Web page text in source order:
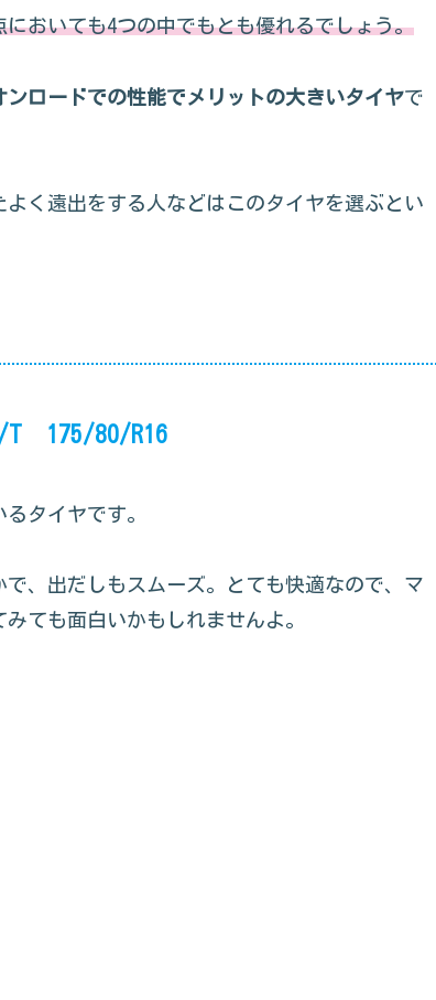
おいても4つの中でもとも優れるでしょう。
ンロードでの性能でメリットの大きいタイヤで
く遠出をする人などはこのタイヤを選ぶとい
T 175/80/R16
タイヤです。
、出だしもスムーズ。とても快適なので、マ
ても面白いかもしれませんよ。